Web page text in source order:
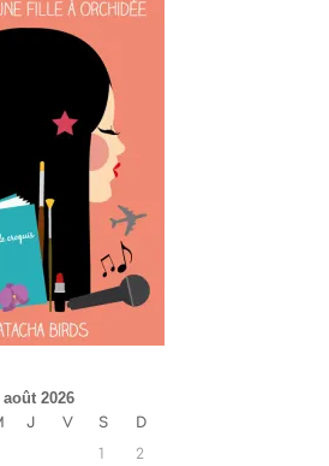
août 2026
J V S
D
1
2